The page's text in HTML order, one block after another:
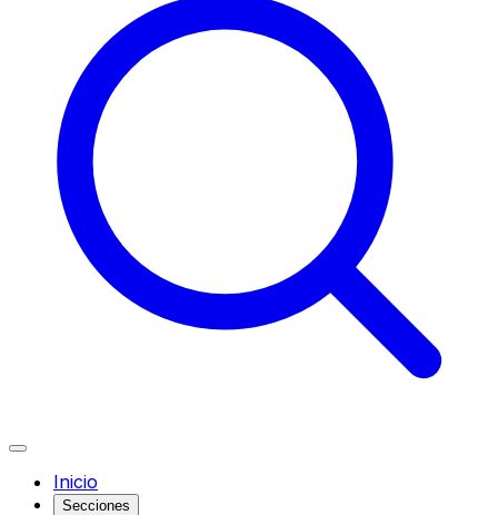
Inicio
Secciones